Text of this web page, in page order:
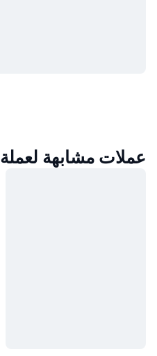
عملات مشابهة لعملة PinkSale